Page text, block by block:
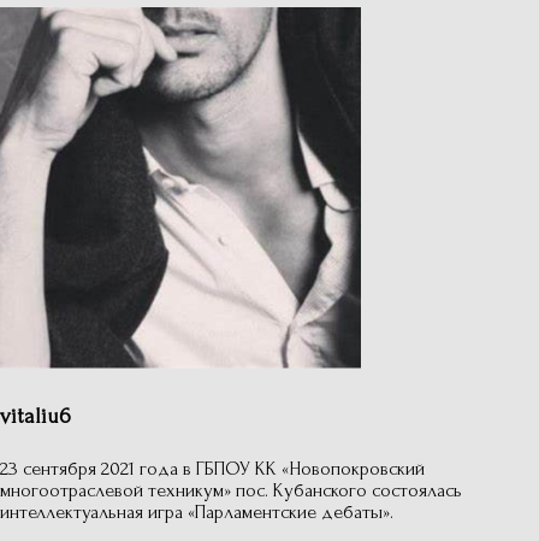
vitaliu6
23 сентября 2021 года в ГБПОУ КК «Новопокровский
многоотраслевой техникум» пос. Кубанского состоялась
интеллектуальная игра «Парламентские дебаты».